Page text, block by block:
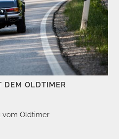
DEM OLDTIMER
vom Oldtimer